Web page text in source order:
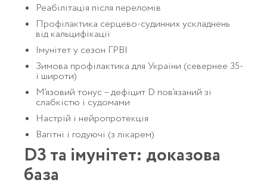
Реабілітація після переломів
Профілактика серцево-судинних ускладнень
від кальцифікації
Імунітет у сезон ГРВІ
Зимова профілактика для України (севернее 35-
ї широти)
М’язовий тонус – дефіцит D пов’язаний зі
слабкістю і судомами
Настрій і нейропротекція
Вагітні і годуючі (з лікарем)
D3 та імунітет: доказова
база